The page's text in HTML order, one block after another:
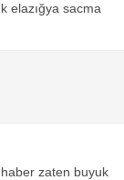
elazığya sacma
zaten buyuk